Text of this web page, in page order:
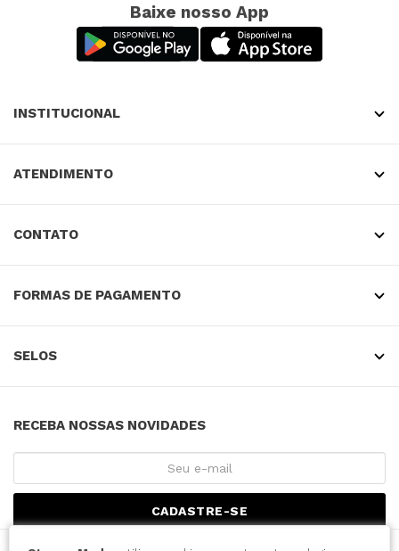
Baixe nosso App
INSTITUCIONAL
ATENDIMENTO
CONTATO
FORMAS DE PAGAMENTO
SELOS
RECEBA NOSSAS NOVIDADES
CADASTRE-SE